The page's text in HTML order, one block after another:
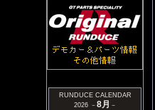
RUNDUCE CALENDAR
2026 － 8月 －